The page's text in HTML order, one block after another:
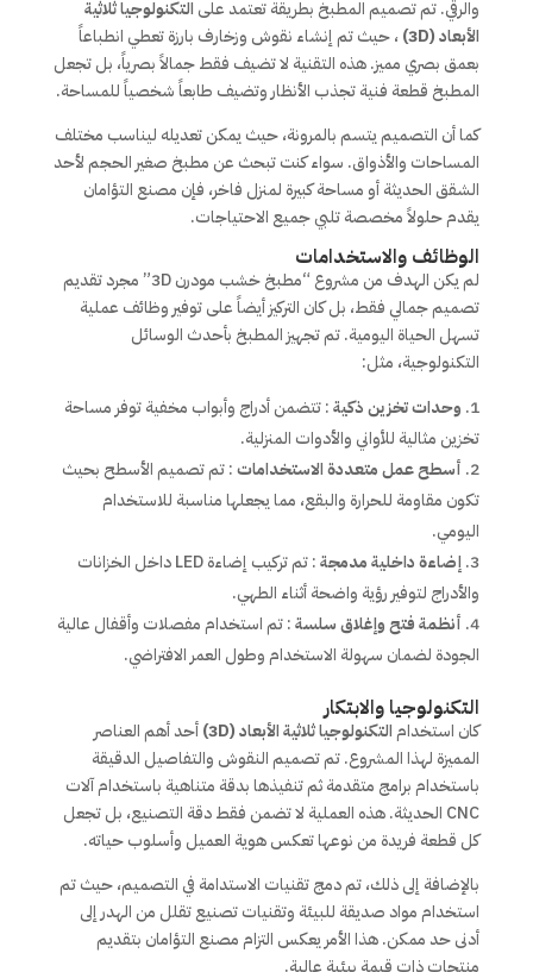
والرقي. تم تصميم المطبخ بطريقة تعتمد على التكنولوجيا ثلاثية
الأبعاد (3D)
، حيث تم إنشاء نقوش وزخارف بارزة تعطي انطباعاً
بعمق بصري مميز. هذه التقنية لا تضيف فقط جمالاً بصرياً، بل تجعل
المطبخ قطعة فنية تجذب الأنظار وتضيف طابعاً شخصياً للمساحة.
كما أن التصميم يتسم بالمرونة، حيث يمكن تعديله ليناسب مختلف
المساحات والأذواق. سواء كنت تبحث عن مطبخ صغير الحجم لأحد
الشقق الحديثة أو مساحة كبيرة لمنزل فاخر، فإن مصنع التؤامان
يقدم حلولاً مخصصة تلبي جميع الاحتياجات.
الوظائف والاستخدامات
لم يكن الهدف من مشروع “مطبخ خشب مودرن 3D” مجرد تقديم
تصميم جمالي فقط، بل كان التركيز أيضاً على توفير وظائف عملية
تسهل الحياة اليومية. تم تجهيز المطبخ بأحدث الوسائل
التكنولوجية، مثل:
وحدات تخزين ذكية: تتضمن أدراج وأبواب مخفية توفر مساحة
تخزين مثالية للأواني والأدوات المنزلية.
أسطح عمل متعددة الاستخدامات: تم تصميم الأسطح بحيث
تكون مقاومة للحرارة والبقع، مما يجعلها مناسبة للاستخدام
اليومي.
إضاءة داخلية مدمجة
: تم تركيب إضاءة LED داخل الخزانات
والأدراج لتوفير رؤية واضحة أثناء الطهي.
أنظمة فتح وإغلاق سلسة: تم استخدام مفصلات وأقفال عالية
الجودة لضمان سهولة الاستخدام وطول العمر الافتراضي.
التكنولوجيا والابتكار
كان استخدامالتكنولوجيا ثلاثية الأبعاد (3D)
أحد أهم العناصر
المميزة لهذا المشروع. تم تصميم النقوش والتفاصيل الدقيقة
باستخدام برامج متقدمة ثم تنفيذها بدقة متناهية باستخدام آلات
CNC الحديثة. هذه العملية لا تضمن فقط دقة التصنيع، بل تجعل
كل قطعة فريدة من نوعها تعكس هوية العميل وأسلوب حياته.
بالإضافة إلى ذلك، تم دمج تقنيات الاستدامة في التصميم، حيث تم
استخدام مواد صديقة للبيئة وتقنيات تصنيع تقلل من الهدر إلى
أدنى حد ممكن. هذا الأمر يعكس التزام مصنع التؤامان بتقديم
منتجات ذات قيمة بيئية عالية.